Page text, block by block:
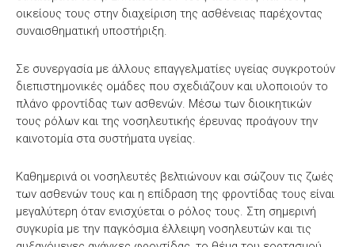
οικείους τους στην διαχείριση της ασθένειας παρέχοντας
συναισθηματική υποστήριξη.
Σε συνεργασία με άλλους επαγγελματίες υγείας συγκροτούν
διεπιστημονικές ομάδες που σχεδιάζουν και υλοποιούν το
πλάνο φροντίδας των ασθενών. Μέσω των διοικητικών
τους ρόλων και της νοσηλευτικής έρευνας προάγουν την
καινοτομία στα συστήματα υγείας.
Καθημερινά οι νοσηλευτές βελτιώνουν και σώζουν τις ζωές
των ασθενών τους και η επίδραση της φροντίδας τους είναι
μεγαλύτερη όταν ενισχύεται ο ρόλος τους. Στη σημερινή
συγκυρία με την παγκόσμια έλλειψη νοσηλευτών και τις